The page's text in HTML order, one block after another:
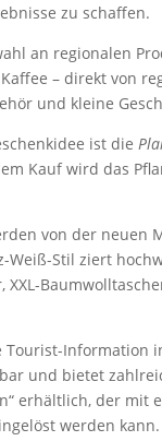
zu schaffen.
an regionalen
– direkt von
und kleine
ist die
Kauf wird das
von der neuen
Stil ziert
XXL-
Tourist-Information
und bietet
erhältlich, der mit
werden kann.